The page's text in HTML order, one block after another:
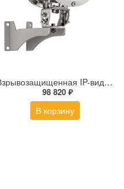
Взрывозащищенная IP-видеокамера Релион Релион-Exd-Н-100-ИК-IP5Мп2.8mm-PoE-МК-TR
98 820 ₽
В корзину